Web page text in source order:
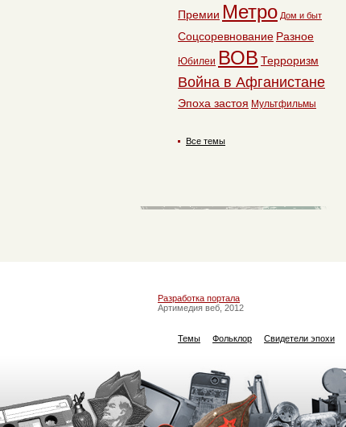
Премии Метро Дом и быт
Соцсоревнование Разное
Юбилеи ВОВ Терроризм
Война в Афганистане
Эпоха застоя Мультфильмы
Все темы
Разработка портала
Артимедия веб, 2012
Темы Фольклор Свидетели эпохи